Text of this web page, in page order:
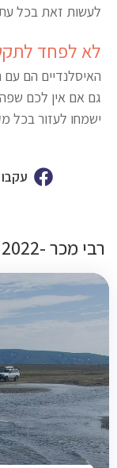
לעשות זאת בכל
לא לפחד
האיסלנדיים הם עם
גם אם אין לכם
ישמחו לעזור בכל
רבי מכר -2022!